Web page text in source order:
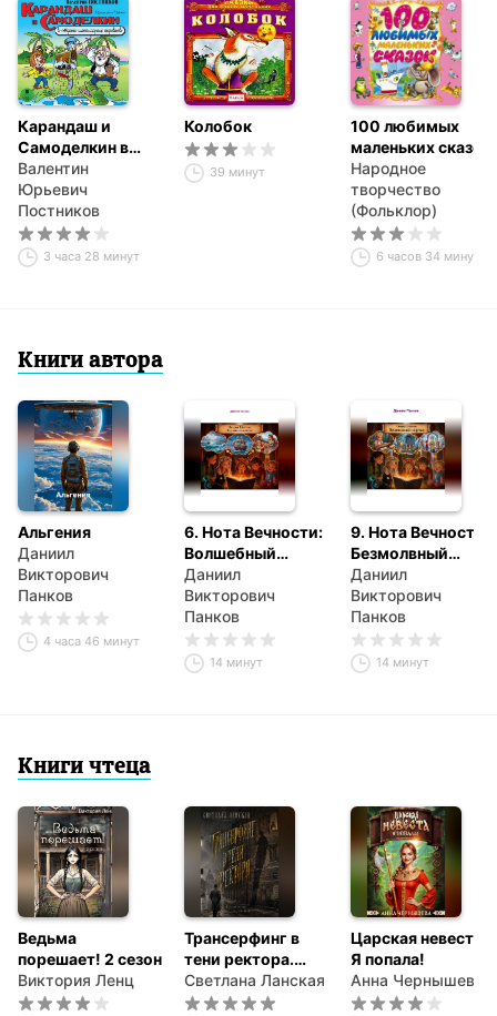
Карандаш и
Самоделкин в
стране
шоколадных
деревьев
Валентин
Юрьевич
Постников
3 часа 28 минут
Колобок
39 минут
100 любимых
маленьких сказок
Народное
творчество
(Фольклор)
6 часов 34 минуты
Книги автора
Альгения
Даниил
Викторович
Панков
4 часа 46 минут
6. Нота Вечности:
Волшебный
Компас
Даниил
Викторович
Панков
14 минут
9. Нота Вечности.
Безмолвный
Портал
Даниил
Викторович
Панков
14 минут
Книги чтеца
Ведьма
порешает! 2 сезон
Виктория Ленц
Трансерфинг в
тени ректора.
Книга первая.
Светлана Ланская
Царская невеста.
Я попала!
Анна Чернышева